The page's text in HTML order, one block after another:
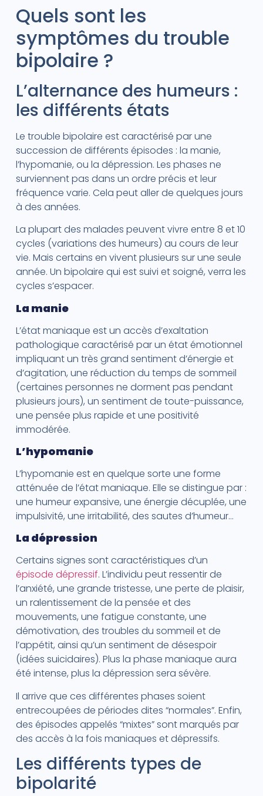
Quels sont les
symptômes du trouble
bipolaire ?
L’alternance des humeurs :
les différents états
Le trouble bipolaire est caractérisé par une
succession de différents épisodes : la manie,
l’hypomanie, ou la dépression. Les phases ne
surviennent pas dans un ordre précis et leur
fréquence varie. Cela peut aller de quelques jours
à des années.
La plupart des malades peuvent vivre entre 8 et 10
cycles (variations des humeurs) au cours de leur
vie. Mais certains en vivent plusieurs sur une seule
année. Un bipolaire qui est suivi et soigné, verra les
cycles s’espacer.
La manie
L’état maniaque est un accès d’exaltation
pathologique caractérisé par un état émotionnel
impliquant un très grand sentiment d’énergie et
d’agitation, une réduction du temps de sommeil
(certaines personnes ne dorment pas pendant
plusieurs jours), un sentiment de toute-puissance,
une pensée plus rapide et une positivité
immodérée.
L’hypomanie
L’hypomanie est en quelque sorte une forme
atténuée de l’état maniaque. Elle se distingue par :
une humeur expansive, une énergie décuplée, une
impulsivité, une irritabilité, des sautes d’humeur…
La dépression
Certains signes sont caractéristiques d’un
épisode dépressif. L’individu peut ressentir de
l’anxiété, une grande tristesse, une perte de plaisir,
un ralentissement de la pensée et des
mouvements, une fatigue constante, une
démotivation, des troubles du sommeil et de
l’appétit, ainsi qu’un sentiment de désespoir
(idées suicidaires). Plus la phase maniaque aura
été intense, plus la dépression sera sévère.
Il arrive que ces différentes phases soient
entrecoupées de périodes dites “normales”. Enfin,
des épisodes appelés “mixtes” sont marqués par
des accès à la fois maniaques et dépressifs.
Les différents types de
bipolarité